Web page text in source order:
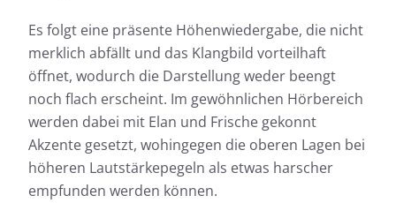
Es folgt eine präsente Höhenwiedergabe, die nicht
merklich abfällt und das Klangbild vorteilhaft
öffnet, wodurch die Darstellung weder beengt
noch flach erscheint. Im gewöhnlichen Hörbereich
werden dabei mit Elan und Frische gekonnt
Akzente gesetzt, wohingegen die oberen Lagen bei
höheren Lautstärkepegeln als etwas harscher
empfunden werden können.